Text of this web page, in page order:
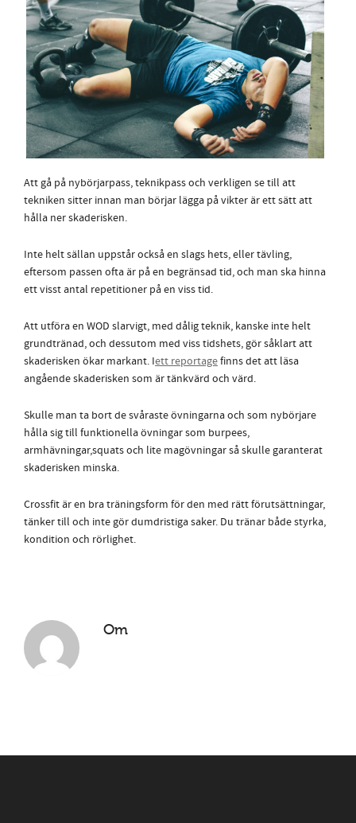
Att gå på nybörjarpass, teknikpass och verkligen se till att
tekniken sitter innan man börjar lägga på vikter är ett sätt att
hålla ner skaderisken.
Inte helt sällan uppstår också en slags hets, eller tävling,
eftersom passen ofta är på en begränsad tid, och man ska hinna
ett visst antal repetitioner på en viss tid.
Att utföra en WOD slarvigt, med dålig teknik, kanske inte helt
grundtränad, och dessutom med viss tidshets, gör såklart att
skaderisken ökar markant. Iett reportagefinns det att läsa
angående skaderisken som är tänkvärd och värd.
Skulle man ta bort de svåraste övningarna och som nybörjare
hålla sig till funktionella övningar som burpees,
armhävningar,squats och lite magövningar så skulle garanterat
skaderisken minska.
Crossfit är en bra träningsform för den med rätt förutsättningar,
tänker till och inte gör dumdristiga saker. Du tränar både styrka,
kondition och rörlighet.
Om